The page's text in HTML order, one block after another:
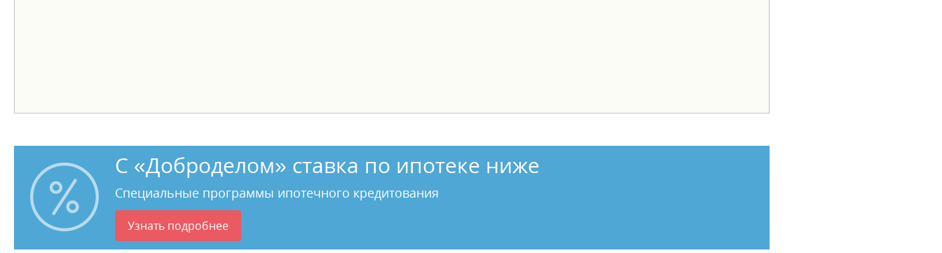
С «Доброделом» ставка по ипотеке ниже
Специальные программы ипотечного кредитования
Узнать подробнее